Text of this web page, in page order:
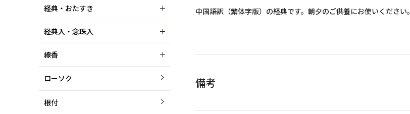
経典・おたすき
経典入・念珠入
線香
ローソク
根付
中国語訳（繁体字版）の経典です。朝夕のご供養にお使いください。
備考